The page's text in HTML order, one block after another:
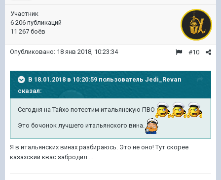
Участник
6 206 публикаций
11 267 боёв
#10
Опубликовано: 18 янв 2018, 10:23:34
В 18.01.2018 в 10:20:59 пользователь Jedi_Revan
сказал:
Сегодня на Тайхо потестим итальянскую ПВО
Это бочонок лучшего итальянского вина.
Я в итальянских винах разбираюсь. Это не оно! Тут скорее
казахский квас забродил....